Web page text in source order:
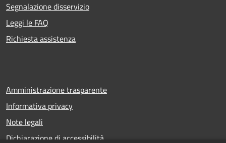
Segnalazione disservizio
Leggi le FAQ
Richiesta assistenza
Amministrazione trasparente
Informativa privacy
Note legali
Dichiarazione di accessibilità